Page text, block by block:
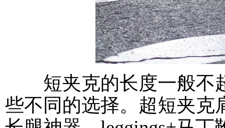
短夹克的长度一般不
些不同的选择。超短夹克